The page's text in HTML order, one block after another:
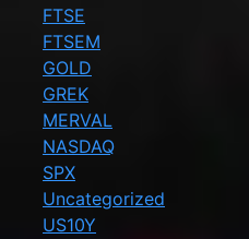
FTSE
FTSEM
GOLD
GREK
MERVAL
NASDAQ
SPX
Uncategorized
US10Y